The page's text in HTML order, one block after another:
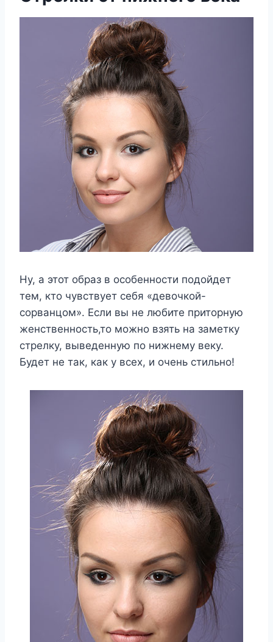
Ну, а этот образ в особенности подойдет
тем, кто чувствует себя «девочкой-
сорванцом». Если вы не любите приторную
женственность,то можно взять на заметку
стрелку, выведенную по нижнему веку.
Будет не так, как у всех, и очень стильно!